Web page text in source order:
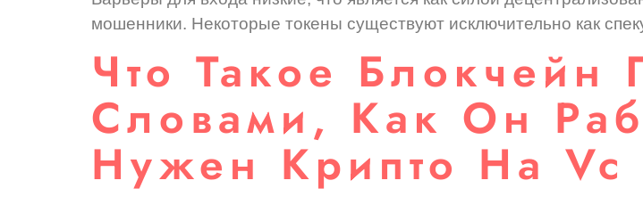
мошенники. Некоторые токены существуют исключительно как
Что Такое Блокчейн
Словами, Как Он
Нужен Крипто На Vc